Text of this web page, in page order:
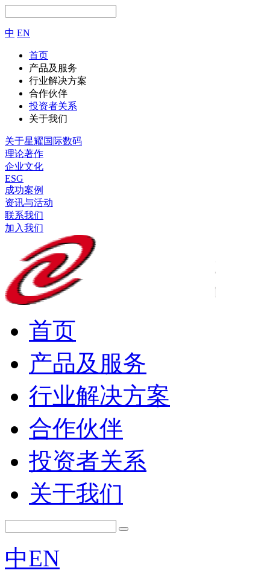
中 EN
首页
产品及服务
行业解决方案
合作伙伴
投资者关系
关于我们
关于星耀国际数码
理论著作
企业文化
ESG
成功案例
资讯与活动
联系我们
加入我们
首页
产品及服务
行业解决方案
合作伙伴
投资者关系
关于我们
中EN